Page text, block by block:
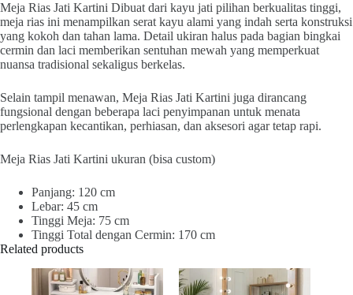
Meja Rias Jati Kartini Dibuat dari kayu jati pilihan berkualitas tinggi,
meja rias ini menampilkan serat kayu alami yang indah serta konstruksi
yang kokoh dan tahan lama. Detail ukiran halus pada bagian bingkai
cermin dan laci memberikan sentuhan mewah yang memperkuat
nuansa tradisional sekaligus berkelas.
Selain tampil menawan, Meja Rias Jati Kartini juga dirancang
fungsional dengan beberapa laci penyimpanan untuk menata
perlengkapan kecantikan, perhiasan, dan aksesori agar tetap rapi.
Meja Rias Jati Kartini ukuran (bisa custom)
Panjang: 120 cm
Lebar: 45 cm
Tinggi Meja: 75 cm
Tinggi Total dengan Cermin: 170 cm
Related products